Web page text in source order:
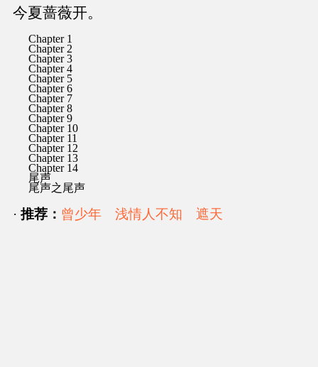
今夏蔷薇开。
Chapter 1
Chapter 2
Chapter 3
Chapter 4
Chapter 5
Chapter 6
Chapter 7
Chapter 8
Chapter 9
Chapter 10
Chapter 11
Chapter 12
Chapter 13
Chapter 14
尾声
尾声之尾声
· 推荐： 曾少年 浅情人不知 遮天